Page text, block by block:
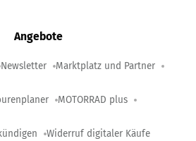
Angebote
Newsletter Marktplatz und Partner
MOTORRAD plus
Widerruf digitaler Käufe